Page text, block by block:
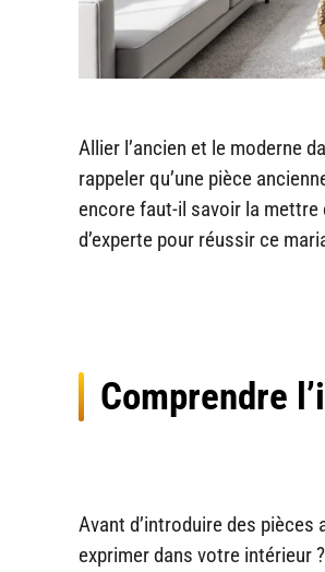
Allier l’ancien et le moderne
rappeler qu’une pièce
encore faut-il savoir la mettre
d’experte pour réussir ce
Comprendre
Avant d’introduire des
exprimer dans votre intérieur ?